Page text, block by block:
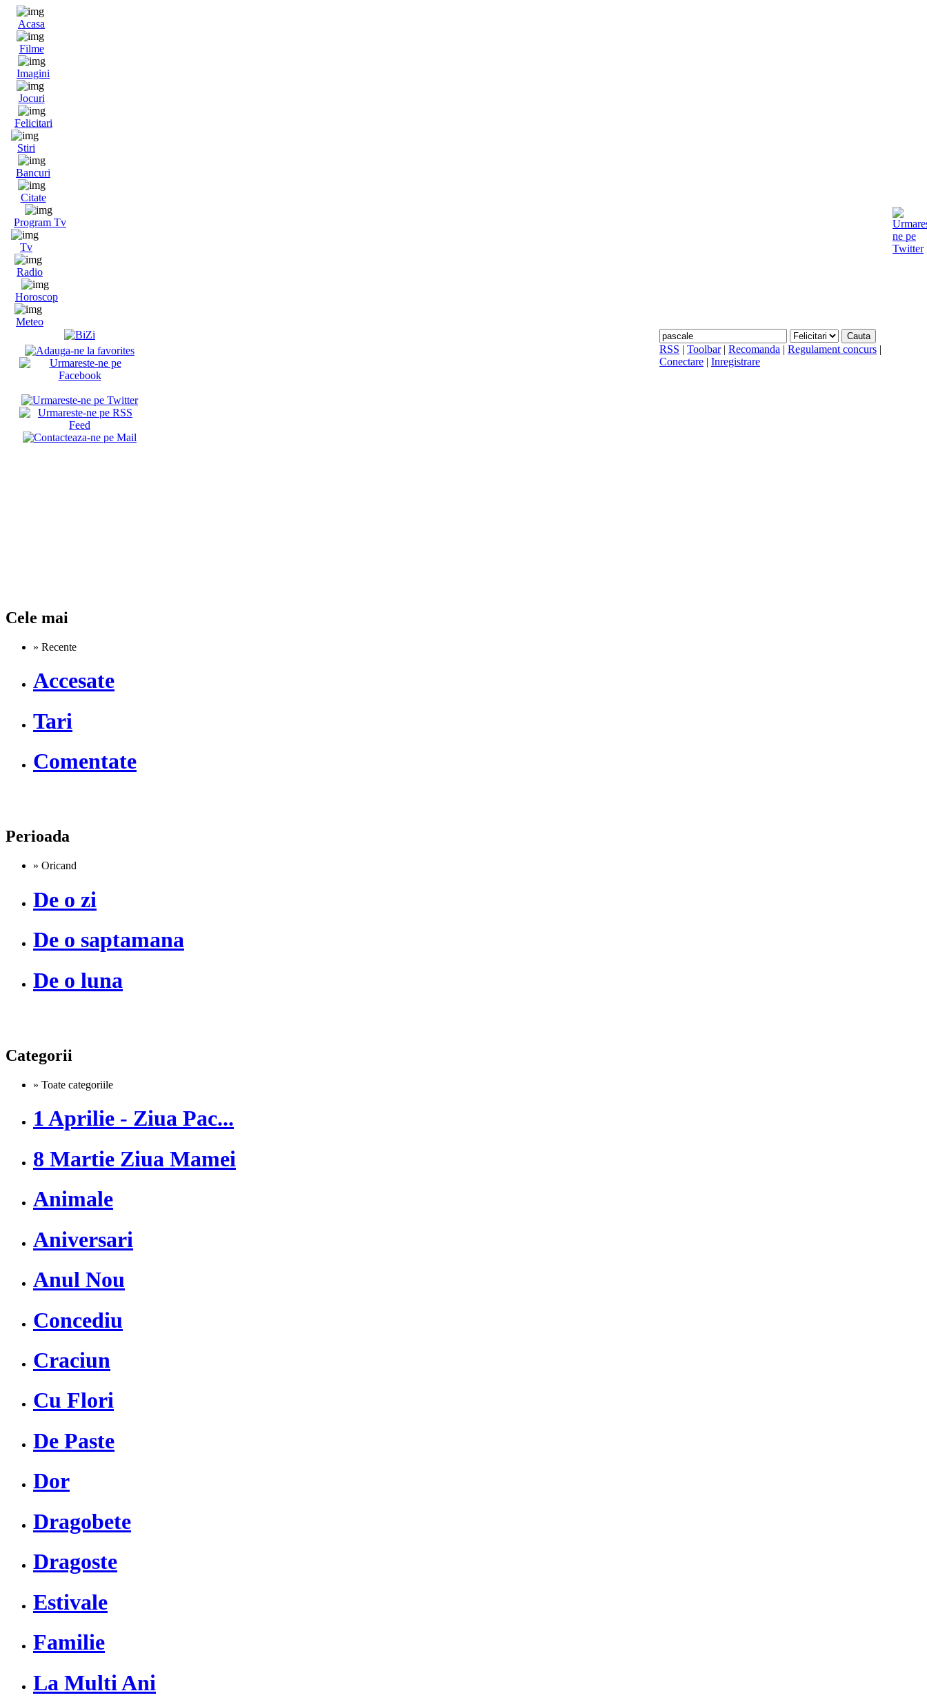
Acasa
Filme
Imagini
Jocuri
Felicitari
Stiri
Bancuri
Citate
Program Tv
Tv
Radio
Horoscop
Meteo
RSS | Toolbar| Recomanda | Regulament concurs |
Conectare | Inregistrare
Cele mai
» Recente
Accesate
Tari
Comentate
Perioada
» Oricand
De o zi
De o saptamana
De o luna
Categorii
» Toate categoriile
1 Aprilie - Ziua Pac...
8 Martie Ziua Mamei
Animale
Aniversari
Anul Nou
Concediu
Craciun
Cu Flori
De Paste
Dor
Dragobete
Dragoste
Estivale
Familie
La Multi Ani